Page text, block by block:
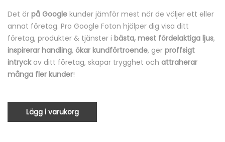
Det är på Google kunder jämför mest när de väljer ett eller
annat företag. Pro Google Foton hjälper dig visa ditt
företag, produkter & tjänster i bästa, mest fördelaktiga ljus,
inspirerar handling, ökar kundförtroende, ger proffsigt
intryckav ditt företag, skapar trygghet och attraherar
många fler kunder!
Lägg i varukorg